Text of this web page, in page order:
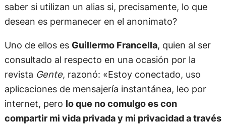
saber si utilizan un alias si, precisamente, lo que
desean es permanecer en el anonimato?
Uno de ellos es Guillermo Francella, quien al ser
consultado al respecto en una ocasión por la
revista Gente, razonó: «Estoy conectado, uso
aplicaciones de mensajería instantánea, leo por
internet, pero lo que no comulgo es con
compartir mi vida privada y mi privacidad a través